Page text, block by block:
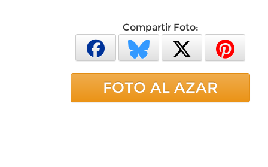
Compartir Foto:
FOTO AL AZAR